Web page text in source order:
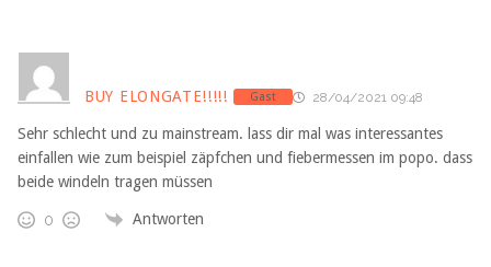
BUY ELONGATE!!!!! Gast 28/04/2021 09:48
Sehr schlecht und zu mainstream. lass dir mal was interessantes
einfallen wie zum beispiel zäpfchen und fiebermessen im popo. dass
beide windeln tragen müssen
0 Antworten